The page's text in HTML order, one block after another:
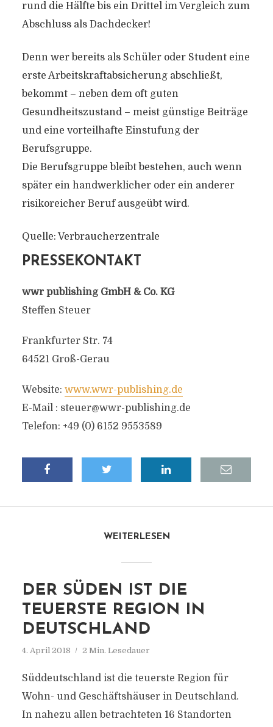
rund die Hälfte bis ein Drittel im Vergleich zum
Abschluss als Dachdecker!
Denn wer bereits als Schüler oder Student eine
erste Arbeitskraftabsicherung abschließt,
bekommt – neben dem oft guten
Gesundheitszustand – meist günstige Beiträge
und eine vorteilhafte Einstufung der
Berufsgruppe.
Die Berufsgruppe bleibt bestehen, auch wenn
später ein handwerklicher oder ein anderer
risikoreicher Beruf ausgeübt wird.
Quelle: Verbraucherzentrale
PRESSEKONTAKT
wwr publishing GmbH & Co. KG
Steffen Steuer
Frankfurter Str. 74
64521 Groß-Gerau
Website: www.wwr-publishing.de
E-Mail : steuer@wwr-publishing.de
Telefon: +49 (0) 6152 9553589
WEITERLESEN
DER SÜDEN IST DIE
TEUERSTE REGION IN
DEUTSCHLAND
4. April 2018 2 Min. Lesedauer
Süddeutschland ist die teuerste Region für
Wohn- und Geschäftshäuser in Deutschland.
In nahezu allen betrachteten 16 Standorten